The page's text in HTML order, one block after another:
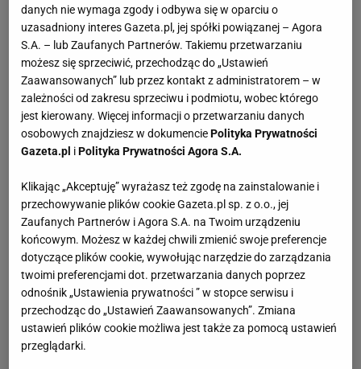
Kochały je nasze babcie. Garnki żeliwne są
niezastąpione w letniej i jesiennej kuchni
To nie jest zwykły burger. Jego smak podkręca
wyjątkowy składnik
MATERIAŁ PROMOCYJNY
nowo pokochali vinyle
Te dywany są porządne jak za dawnych lato.
Piękne wzory, a ceny? Nawet mniej niż 50 zł
danych nie wymaga zgody i odbywa się w oparciu o
uzasadniony interes Gazeta.pl, jej spółki powiązanej – Agora
S.A. – lub Zaufanych Partnerów. Takiemu przetwarzaniu
możesz się sprzeciwić, przechodząc do „Ustawień
Zaawansowanych” lub przez kontakt z administratorem – w
zależności od zakresu sprzeciwu i podmiotu, wobec którego
jest kierowany. Więcej informacji o przetwarzaniu danych
osobowych znajdziesz w dokumenciePolityka Prywatności
Gazeta.pl iPolityka Prywatności Agora S.A.
Klikając „Akceptuję” wyrażasz też zgodę na zainstalowanie i
przechowywanie plików cookie Gazeta.pl sp. z o.o., jej
Zaufanych Partnerów i Agora S.A. na Twoim urządzeniu
końcowym. Możesz w każdej chwili zmienić swoje preferencje
dotyczące plików cookie, wywołując narzędzie do zarządzania
twoimi preferencjami dot. przetwarzania danych poprzez
odnośnik „Ustawienia prywatności ” w stopce serwisu i
przechodząc do „Ustawień Zaawansowanych”. Zmiana
ustawień plików cookie możliwa jest także za pomocą ustawień
przeglądarki.